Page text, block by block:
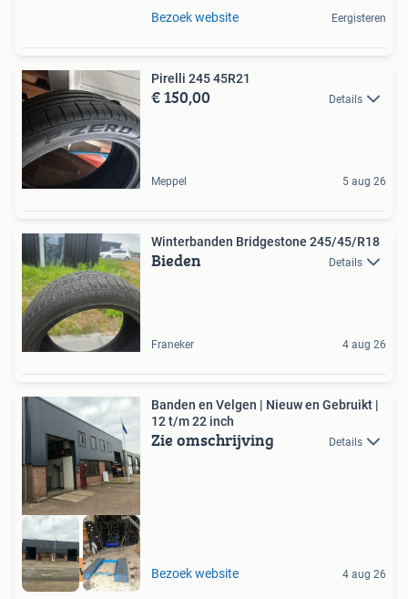
Bezoek website Eergisteren
Pirelli 245 45R21
€ 150,00 Details
Meppel 5 aug 26
Winterbanden Bridgestone 245/45/R18
Bieden Details
Franeker 4 aug 26
Hoge kwaliteit
Banden en Velgen | Nieuw en Gebruikt |
12 t/m 22 inch
Zie omschrijving Details
Bezoek website 4 aug 26